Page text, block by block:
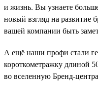
и жизнь. Вы узнаете
новый взгляд на развитие
вашей компании быть
А ещё наши профи стали
короткометражку длиной
во вселенную Бренд-